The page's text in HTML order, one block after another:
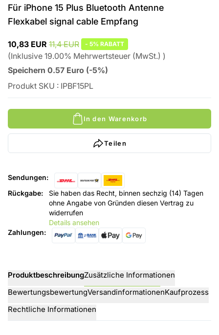
Für iPhone 15 Plus Bluetooth Antenne
Flexkabel signal cable Empfang
10,83 EUR 11,4 EUR - 5% RABATT
(Inklusive 19.00% Mehrwertsteuer (MwSt.) )
Speichern 0.57 Euro (-5%)
Produkt SKU : IPBF15PL
In den Warenkorb
Teilen
Sendungen:
Rückgabe:
Sie haben das Recht, binnen sechzig (14) Tagen
ohne Angabe von Gründen diesen Vertrag zu
widerrufen
Details ansehen
Zahlungen:
ProduktbeschreibungZusätzliche Informationen
BewertungsbewertungVersandinformationenKaufprozess
Rechtliche Informationen